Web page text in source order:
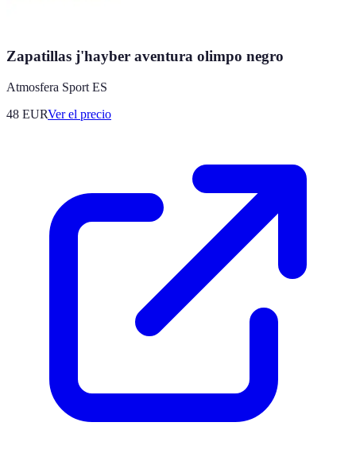
Zapatillas j'hayber aventura olimpo negro
Atmosfera Sport ES
48 EURVer el precio